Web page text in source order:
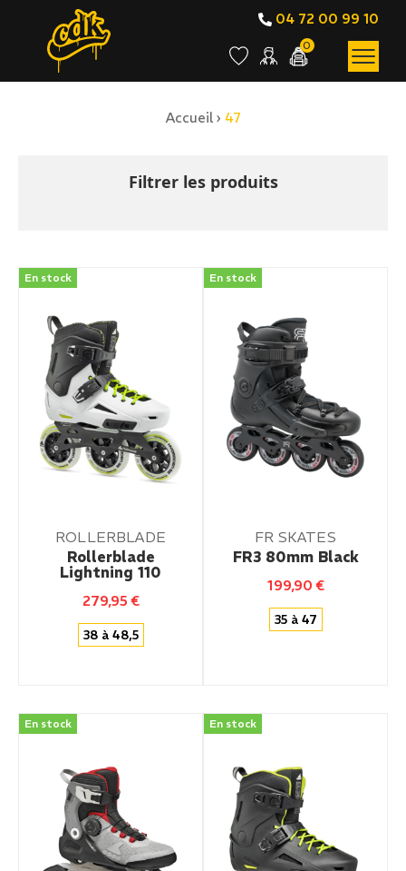
04 72 00 99 10
0
BOUTIQUE EN LIGNEAccueil› 47
Filtrer les produits
En stock
ROLLERBLADE
Rollerblade
Lightning 110
279,95€
38 à 48,5
En stock
FR SKATES
FR3 80mm Black
199,90€
35 à 47
En stock En stock